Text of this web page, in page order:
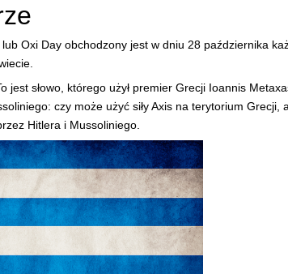
Oxi Day obchodzony jest w dniu 28 października
jest słowo, którego użył premier Grecji Ioannis
czy może użyć siły Axis na terytorium Grecji,
Hitlera i Mussoliniego.